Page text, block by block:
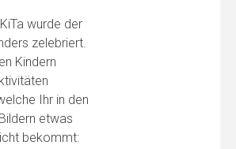
wurde der
zelebriert.
Kindern
Ihr in den
etwas
bekommt: